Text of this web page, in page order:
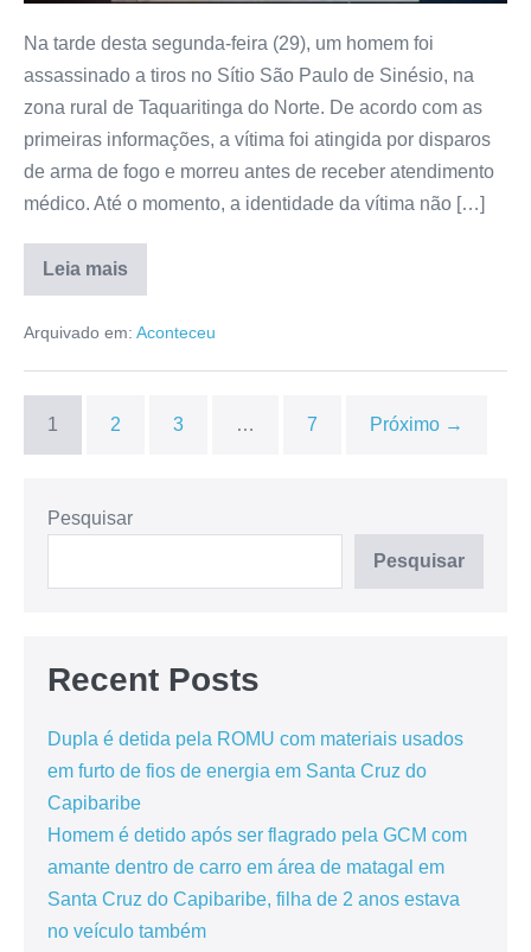
Na tarde desta segunda-feira (29), um homem foi
assassinado a tiros no Sítio São Paulo de Sinésio, na
zona rural de Taquaritinga do Norte. De acordo com as
primeiras informações, a vítima foi atingida por disparos
de arma de fogo e morreu antes de receber atendimento
médico. Até o momento, a identidade da vítima não […]
Leia mais
Arquivado em: Aconteceu
1 2 3 … 7 Próximo →
Pesquisar
Pesquisar
Recent Posts
Dupla é detida pela ROMU com materiais usados
em furto de fios de energia em Santa Cruz do
Capibaribe
Homem é detido após ser flagrado pela GCM com
amante dentro de carro em área de matagal em
Santa Cruz do Capibaribe, filha de 2 anos estava
no veículo também